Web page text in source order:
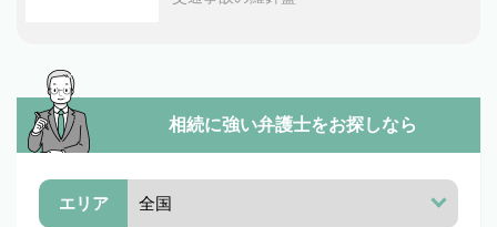
相続に強い弁護士をお探しなら
エリア